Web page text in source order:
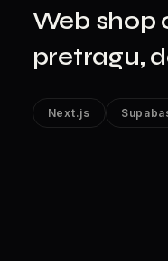
Web shop
pretragu,
Next.js